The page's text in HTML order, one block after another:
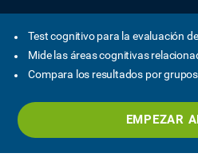
Test cognitivo para la evaluación
Mide las áreas cognitivas
Compara los resultados por grupos
EMPEZAR